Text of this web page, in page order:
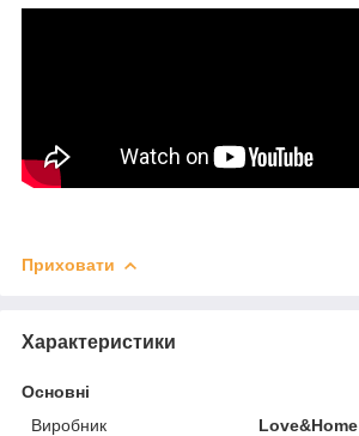
Приховати
Характеристики
Основні
Виробник
Love&Home